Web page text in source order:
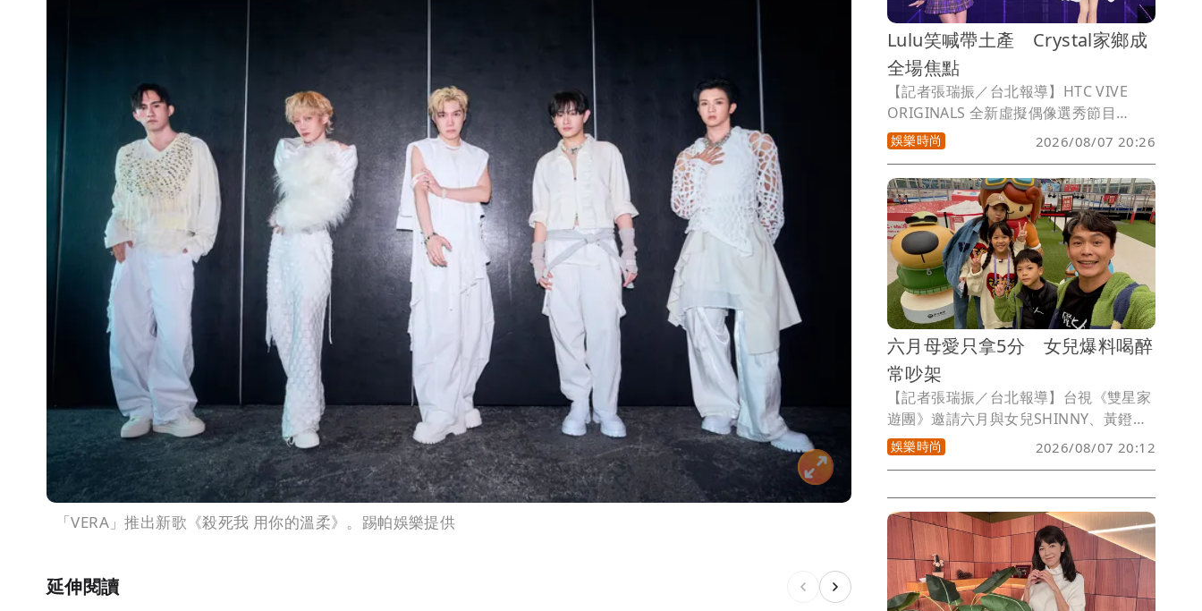
「VERA」推出新歌《殺死我 用你的溫柔》。踢帕娛樂提供
延伸閱讀
Lulu笑喊帶土產 Crystal家鄉成
全場焦點
【記者張瑞振／台北報導】HTC VIVE
ORIGINALS 全新虛擬偶像選秀節目
《VPOP ASIA》最新一集，由持修、蔡詩
芸、Leo王繼續為選手的二輪自選曲積分
賽點評把關。除了節目正片，該節目每週
四晚間持續推出由選手陪伴粉絲觀看 YT
直播的活動，以及每週一的特別企劃，話
題熱度不減。
娛樂時尚 2026/08/07 20:26
六月母愛只拿5分 女兒爆料喝醉
常吵架
【記者張瑞振／台北報導】台視《雙星家
遊團》邀請六月與女兒SHINNY、黃鐙輝
與兒子阿寶，一同展開親子旅程，兩組家
庭首次帶著孩子錄製節目，不僅一起體驗
從一見面便充滿歡笑，六月也貼心準備自
己平常愛吃的早餐與黃鐙輝、阿寶分享。
娛樂時尚 2026/08/07 20:12